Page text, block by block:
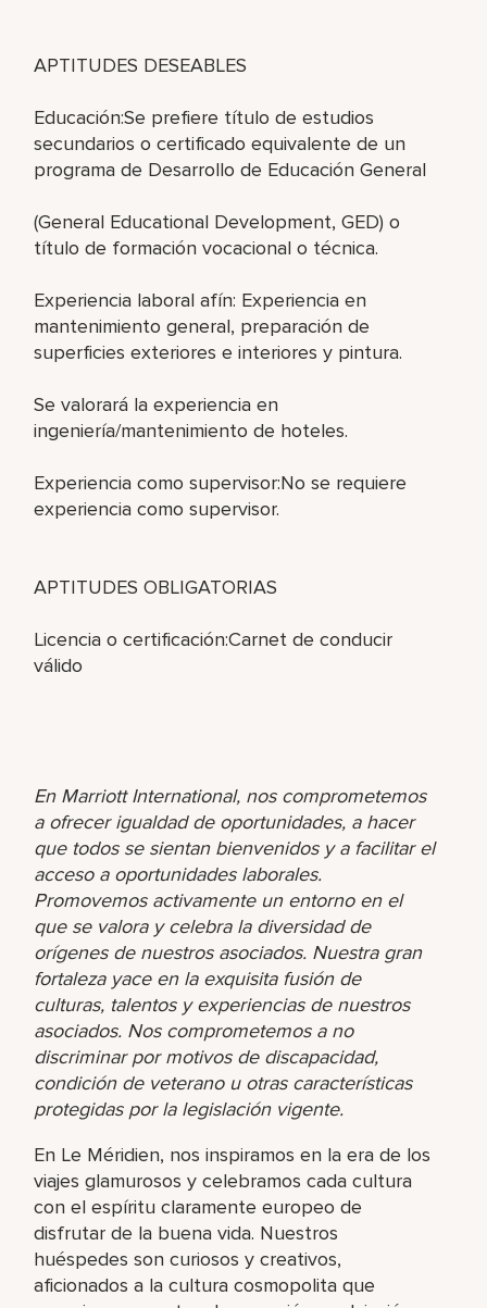
APTITUDES DESEABLES
Educación:Se prefiere título de estudios
secundarios o certificado equivalente de un
programa de Desarrollo de Educación General
(General Educational Development, GED) o
título de formación vocacional o técnica.
Experiencia laboral afín: Experiencia en
mantenimiento general, preparación de
superficies exteriores e interiores y pintura.
Se valorará la experiencia en
ingeniería/mantenimiento de hoteles.
Experiencia como supervisor:No se requiere
experiencia como supervisor.
APTITUDES OBLIGATORIAS
Licencia o certificación:Carnet de conducir
válido
En Marriott International, nos comprometemos
a ofrecer igualdad de oportunidades, a hacer
que todos se sientan bienvenidos y a facilitar el
acceso a oportunidades laborales.
Promovemos activamente un entorno en el
que se valora y celebra la diversidad de
orígenes de nuestros asociados. Nuestra gran
fortaleza yace en la exquisita fusión de
culturas, talentos y experiencias de nuestros
asociados. Nos comprometemos a no
discriminar por motivos de discapacidad,
condición de veterano u otras características
protegidas por la legislación vigente.
En Le Méridien, nos inspiramos en la era de los
viajes glamurosos y celebramos cada cultura
con el espíritu claramente europeo de
disfrutar de la buena vida. Nuestros
huéspedes son curiosos y creativos,
aficionados a la cultura cosmopolita que